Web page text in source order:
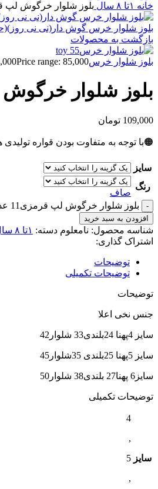
خانه ۱تا ۸ سال بلوز شلوار خرگوش لپ
بلوز شلوار خرس گوش دار(نی نی
بازگشت به محصولات
بلوز شلوار خرسtoy 55Price range: 85,000 تومان through 109,000 تومان
بلوز شلوار خرگوش
109,000 تومان
🟠با توجه به متفاوت بودن قواره
سایز
رنگ
صاف
بلوز شلوار خرگوش لپ قرمزی11 عدد
افزودن به سبد خرید
شناسه محصول: نامعلوم دسته: ۱تا ۸ سال
اشتراک گذاری:
توضیحات
توضیحات تکمیلی
توضیحات
جنس نخی اعلا
سایز 4پهنا 24بلندی33 شلوار42
سایز 5پهنا 25بلندی 35شلوار45
سایز6 پهنا27 بلندی38 شلوار50
توضیحات تکمیلی
سایز
4
,
5
,